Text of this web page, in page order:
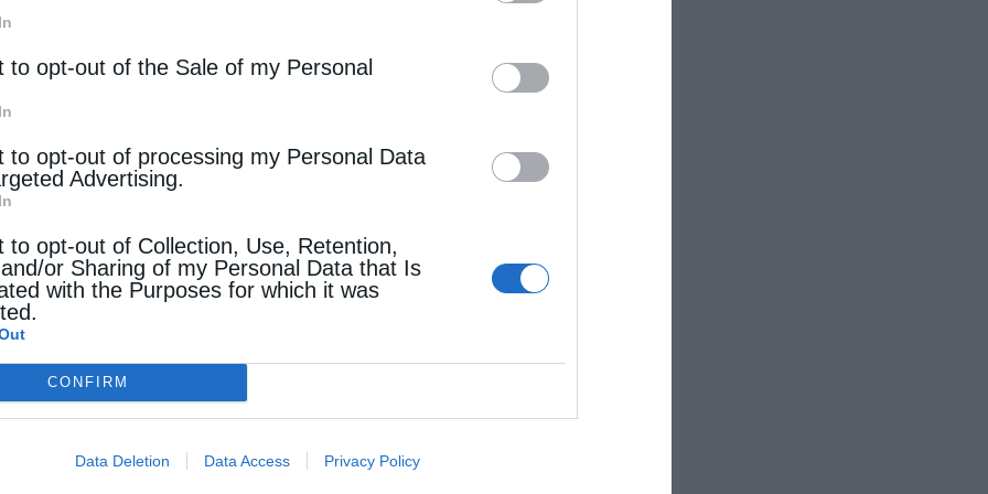
to opt-out of the Sale of my Personal
to opt-out of processing my Personal Data
Advertising.
to opt-out of Collection, Use, Retention,
or Sharing of my Personal Data that Is
with the Purposes for which it was
CONFIRM
Data Deletion Data Access Privacy Policy
αντίθετη με τη φιλοσοφία και το
της ειρήνης, όπως επίσης και ότι ο Καναδάς
θέμα.
Τριντό και την κυβέρνησή του να
επεκτατισμό της Τουρκίας στη Μέση Ανατολή
και την ακύρωση της πώλησης